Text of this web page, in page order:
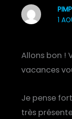
1
Allons bon !
vacances
Je pense
très